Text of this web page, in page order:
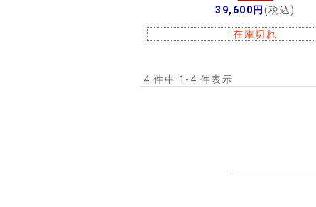
39,600円 (税込)
在庫切れ
4 件中 1-4 件表示